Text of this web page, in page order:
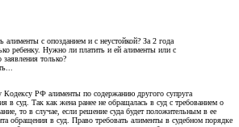
алименты с опозданием и с неустойкой? За 2 года
ребенку. Нужно ли платить и ей алименты или с
заявления только?
Кодексу РФ алименты по содержанию другого супруга
в суд. Так как жена ранее не обращалась в суд с требованием о
то в случае, если решение суда будет положительным в ее
обращения в суд. Право требовать алименты в судебном порядке